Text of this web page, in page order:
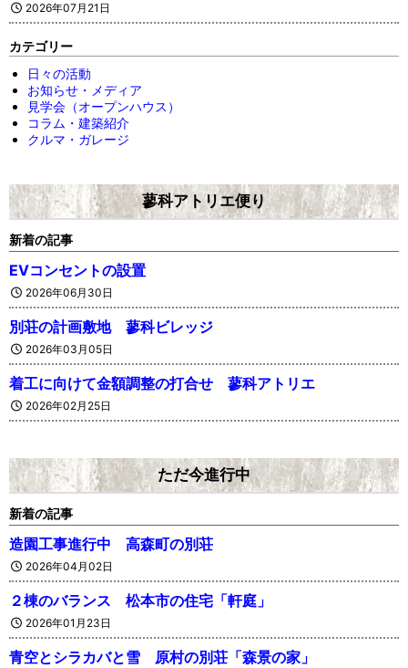
2026年07月21日
カテゴリー
日々の活動
お知らせ・メディア
見学会（オープンハウス）
コラム・建築紹介
クルマ・ガレージ
蓼科アトリエ便り
新着の記事
EVコンセントの設置
2026年06月30日
別荘の計画敷地 蓼科ビレッジ
2026年03月05日
着工に向けて金額調整の打合せ 蓼科アトリエ
2026年02月25日
ただ今進行中
新着の記事
造園工事進行中 高森町の別荘
2026年04月02日
２棟のバランス 松本市の住宅「軒庭」
2026年01月23日
青空とシラカバと雪 原村の別荘「森景の家」